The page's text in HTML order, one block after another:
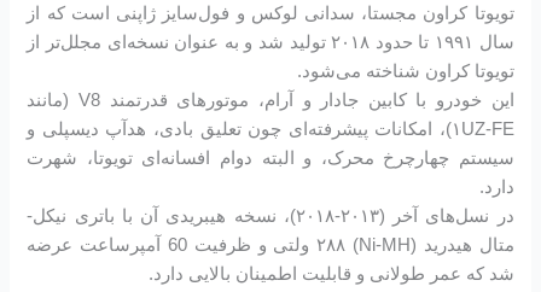
تویوتا کراون مجستا، سدانی لوکس و فول‌سایز ژاپنی است که از
سال ۱۹۹۱ تا حدود ۲۰۱۸ تولید شد و به عنوان نسخه‌ای مجلل‌تر از
تویوتا کراون شناخته می‌شود.
این خودرو با کابین جادار و آرام، موتورهای قدرتمند V8 (مانند
۱UZ-FE)، امکانات پیشرفته‌ای چون تعلیق بادی، هدآپ دیسپلی و
سیستم چهارچرخ محرک، و البته دوام افسانه‌ای تویوتا، شهرت
دارد.
در نسل‌های آخر (۲۰۱۳-۲۰۱۸)، نسخه هیبریدی آن با باتری نیکل-
متال هیدرید (Ni-MH) ۲۸۸ ولتی و ظرفیت 60 آمپرساعت عرضه
شد که عمر طولانی و قابلیت اطمینان بالایی دارد.